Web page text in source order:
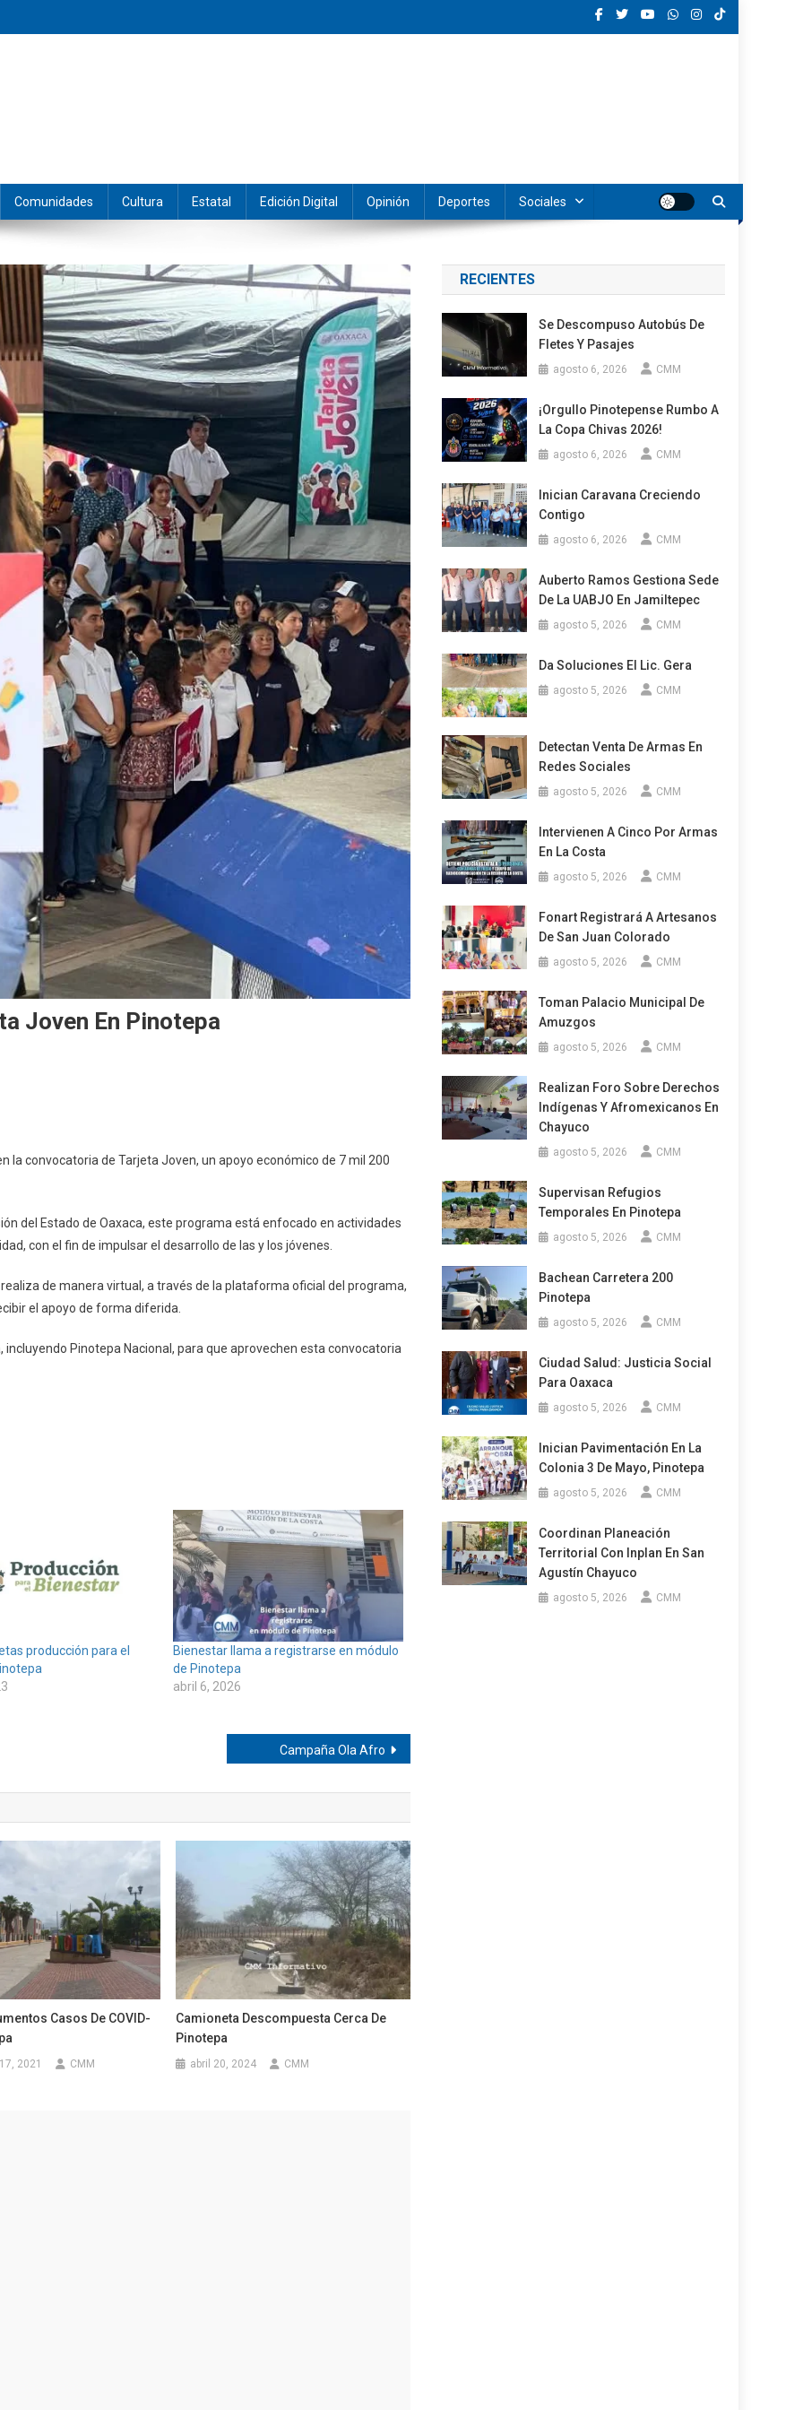
Comunidades Cultura Estatal Edición Digital Opinión Deportes Sociales
Joven En Pinotepa
la convocatoria de Tarjeta Joven, un apoyo económico de 7 mil 200
del Estado de Oaxaca, este programa está enfocado en actividades
con el fin de impulsar el desarrollo de las y los jóvenes.
de manera virtual, a través de la plataforma oficial del programa,
el apoyo de forma diferida.
incluyendo Pinotepa Nacional, para que aprovechen esta convocatoria
producción para el
Bienestar llama a registrarse en módulo
de Pinotepa
abril 6, 2026
Campaña Ola Afro
Casos De COVID-
2021 CMM
Camioneta Descompuesta Cerca De
Pinotepa
abril 20, 2024 CMM
RECIENTES
Se Descompuso Autobús De
Fletes Y Pasajes
agosto 6, 2026 CMM
¡Orgullo Pinotepense Rumbo A
La Copa Chivas 2026!
agosto 6, 2026 CMM
Inician Caravana Creciendo
Contigo
agosto 6, 2026 CMM
Auberto Ramos Gestiona Sede
De La UABJO En Jamiltepec
agosto 5, 2026 CMM
Da Soluciones El Lic. Gera
agosto 5, 2026 CMM
Detectan Venta De Armas En
Redes Sociales
agosto 5, 2026 CMM
Intervienen A Cinco Por Armas
En La Costa
agosto 5, 2026 CMM
Fonart Registrará A Artesanos
De San Juan Colorado
agosto 5, 2026 CMM
Toman Palacio Municipal De
Amuzgos
agosto 5, 2026 CMM
Realizan Foro Sobre Derechos
Indígenas Y Afromexicanos En
Chayuco
agosto 5, 2026 CMM
Supervisan Refugios
Temporales En Pinotepa
agosto 5, 2026 CMM
Bachean Carretera 200
Pinotepa
agosto 5, 2026 CMM
Ciudad Salud: Justicia Social
Para Oaxaca
agosto 5, 2026 CMM
Inician Pavimentación En La
Colonia 3 De Mayo, Pinotepa
agosto 5, 2026 CMM
Coordinan Planeación
Territorial Con Inplan En San
Agustín Chayuco
agosto 5, 2026 CMM